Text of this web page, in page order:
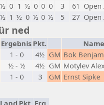
½ 0 1 ½ 0 0 0 3 61 Open
½ 1 ½ 0 ½ 0 ½ 5 27 Open
ned
Ergebnis Pkt. Name
1 - 0 4½ GM Bok
½ - ½ 4½ GM Motylev
1 - 0 3 GM Ernst Sipke
Land Pkt. Erg.